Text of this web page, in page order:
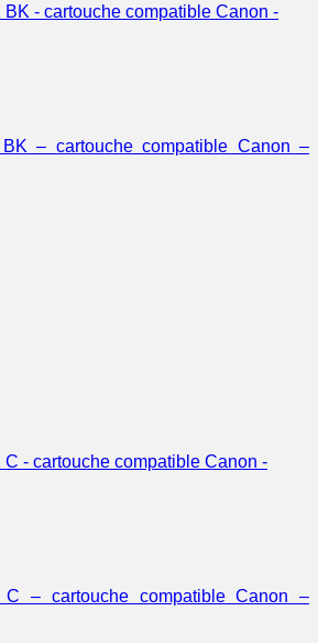
– cartouche compatible Canon –
– cartouche compatible Canon –